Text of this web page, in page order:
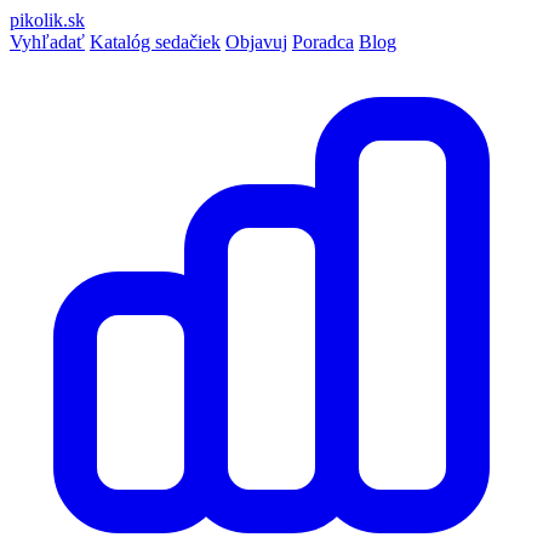
pikolik.sk
Vyhľadať Katalóg sedačiek Objavuj Poradca Blog